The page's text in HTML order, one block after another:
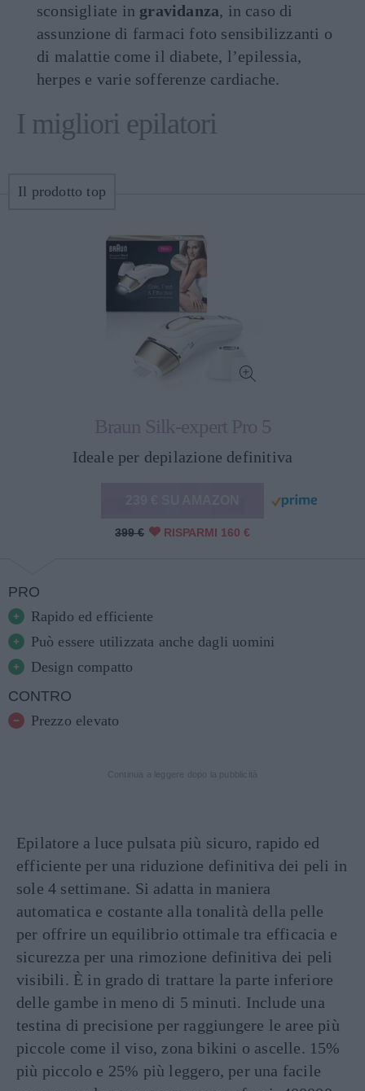
sconsigliate in gravidanza, in caso di
assunzione di farmaci foto sensibilizzanti o
di malattie come il diabete, l’epilessia,
herpes e varie sofferenze cardiache.
I migliori epilatori
Il prodotto top
Braun Silk-expert Pro 5
Ideale per depilazione definitiva
399 € RISPARMI 160 €
PRO
Rapido ed efficiente
Può essere utilizzata anche dagli uomini
Design compatto
CONTRO
Prezzo elevato
Epilatore a luce pulsata più sicuro, rapido ed
efficiente per una riduzione definitiva dei peli in
sole 4 settimane. Si adatta in maniera
automatica e costante alla tonalità della pelle
per offrire un equilibrio ottimale tra efficacia e
sicurezza per una rimozione definitiva dei peli
visibili. È in grado di trattare la parte inferiore
delle gambe in meno di 5 minuti. Include una
testina di precisione per raggiungere le aree più
piccole come il viso, zona bikini o ascelle. 15%
più piccolo e 25% più leggero, per una facile